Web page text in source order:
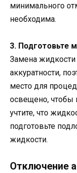
минимального
необходима.
3. Подготовьте
Замена жидкости
аккуратности,
место для
освещено, чтобы
учтите, что
подготовьте
жидкости.
Отключение